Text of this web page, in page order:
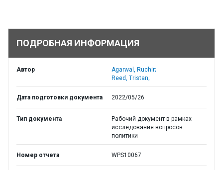
ПОДРОБНАЯ ИНФОРМАЦИЯ
Автор
Agarwal, Ruchir;
Reed, Tristan;
Дата подготовки документа 2022/05/26
Тип документа
Рабочий документ в рамках
исследования вопросов
политики
Номер отчета WPS10067